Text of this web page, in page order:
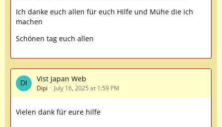
Ich danke euch allen für euch Hilfe und Mühe die ich
machen
Schönen tag euch allen
Vist Japan Web
Dipi July 16, 2025 at 1:59 PM
Vielen dank für eure hilfe